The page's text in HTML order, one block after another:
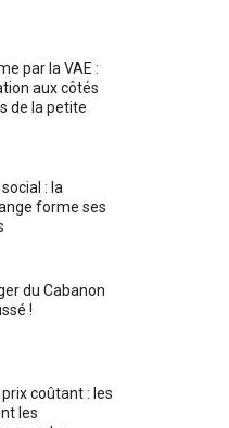
par la VAE :
aux côtés
de la petite
: la
forme ses
du Cabanon
!
coûtant : les
les